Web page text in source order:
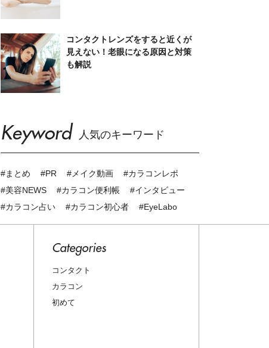
コンタクトレンズをすると近くが
見えない！老眼になる原因と対策
も解説
Keyword 人気のキーワード
#まとめ #PR #メイク動画
#カラコンレポ
#美容NEWS
#カラコン便利帳
#インタビュー
#カラコン占い
#カラコン初心者 #EyeLabo
Categories
コンタクト
カラコン
初めて